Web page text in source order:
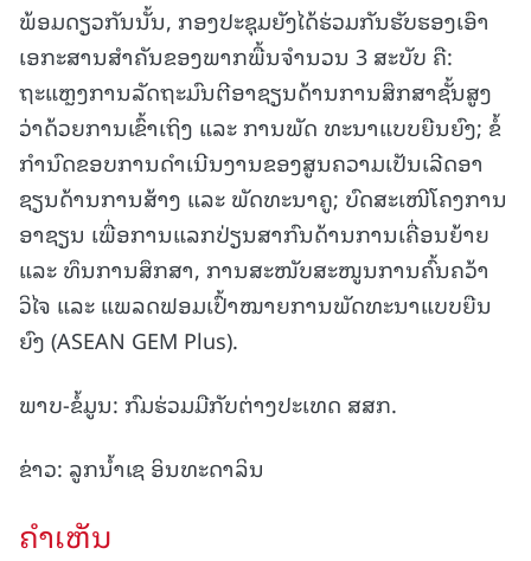
ພ້ອມດຽວກັນນັ້ນ, ກອງປະຊຸມຍັງໄດ້ຮ່ວມກັນຮັບຮອງເອົາ
ເອກະສານສຳຄັນຂອງພາກພື້ນຈຳນວນ 3 ສະບັບ ຄື:
ຖະແຫຼງການລັດຖະມົນຕີອາຊຽນດ້ານການສຶກສາຊັ້ນສູງ
ວ່າດ້ວຍການເຂົ້າເຖິງ ແລະ ການພັດ ທະນາແບບຍືນຍົງ; ຂໍ້
ກຳນົດຂອບການດຳເນີນງານຂອງສູນຄວາມເປັນເລີດອາ
ຊຽນດ້ານການສ້າງ ແລະ ພັດທະນາຄູ; ບົດສະເໜີໂຄງການ
ອາຊຽນ ເພື່ອການແລກປ່ຽນສາກົນດ້ານການເຄື່ອນຍ້າຍ
ແລະ ທຶນການສຶກສາ, ການສະໜັບສະໜູນການຄົ້ນຄວ້າ
ວິໄຈ ແລະ ແພລດຟອມເປົ້າໝາຍການພັດທະນາແບບຍືນ
ຍົງ (ASEAN GEM Plus).
ພາບ-ຂໍ້ມູນ: ກົມຮ່ວມມືກັບຕ່າງປະເທດ ສສກ.
ຂ່າວ: ລູກນ້ຳເຊ ອິນທະດາລິນ
ຄໍາເຫັນ